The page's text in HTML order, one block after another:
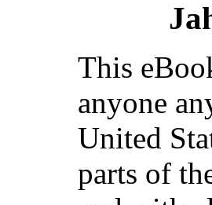
This
anyone
United
parts of